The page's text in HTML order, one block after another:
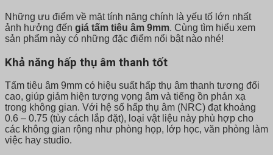
Những ưu điểm về mặt tính năng chính là yếu tố lớn nhất
ảnh hưởng đến giá tấm tiêu âm 9mm. Cùng tìm hiểu xem
sản phẩm này có những đặc điểm nổi bật nào nhé!
Khả năng hấp thụ âm thanh tốt
Tấm tiêu âm 9mm có hiệu suất hấp thụ âm thanh tương đối
cao, giúp giảm hiện tượng vọng âm và tiếng ồn phản xạ
trong không gian. Với hệ số hấp thụ âm (NRC) đạt khoảng
0.6 – 0.75 (tùy cách lắp đặt), loại vật liệu này phù hợp cho
các không gian rộng như phòng họp, lớp học, văn phòng làm
việc hay studio.